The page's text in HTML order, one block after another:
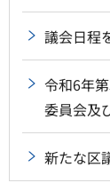
議会日程
令和6年
委員会及
新たな区